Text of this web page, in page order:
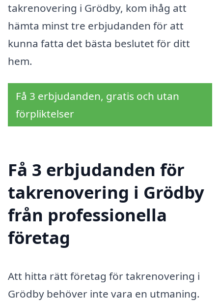
takrenovering i Grödby, kom ihåg att
hämta minst tre erbjudanden för att
kunna fatta det bästa beslutet för ditt
hem.
Få 3 erbjudanden, gratis och utan
förpliktelser
Få 3 erbjudanden för
takrenovering i Grödby
från professionella
företag
Att hitta rätt företag för takrenovering i
Grödby behöver inte vara en utmaning.